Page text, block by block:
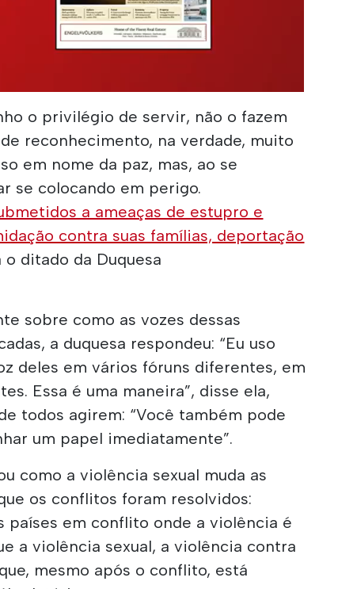
o privilégio de servir, não o fazem
reconhecimento, na verdade, muito
em nome da paz, mas, ao se
se colocando em perigo.
a ameaças de estupro e
contra suas famílias, deportação
o ditado da Duquesa
sobre como as vozes dessas
a duquesa respondeu: “Eu uso
deles em vários fóruns diferentes, em
Essa é uma maneira”, disse ela,
todos agirem: “Você também pode
um papel imediatamente”.
como a violência sexual muda as
os conflitos foram resolvidos:
países em conflito onde a violência é
a violência sexual, a violência contra
mesmo após o conflito, está